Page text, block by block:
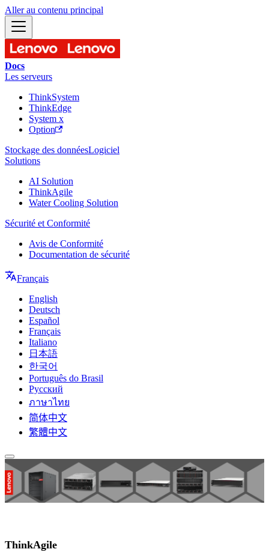
Aller au contenu principal
Docs
Les serveurs
ThinkSystem
ThinkEdge
System x
Option
Stockage des donnéesLogiciel
Solutions
AI Solution
ThinkAgile
Water Cooling Solution
Sécurité et Conformité
Avis de Conformité
Documentation de sécurité
Français
English
Deutsch
Español
Français
Italiano
日本語
한국어
Português do Brasil
Русский
ภาษาไทย
简体中文
繁體中文
ThinkAgile